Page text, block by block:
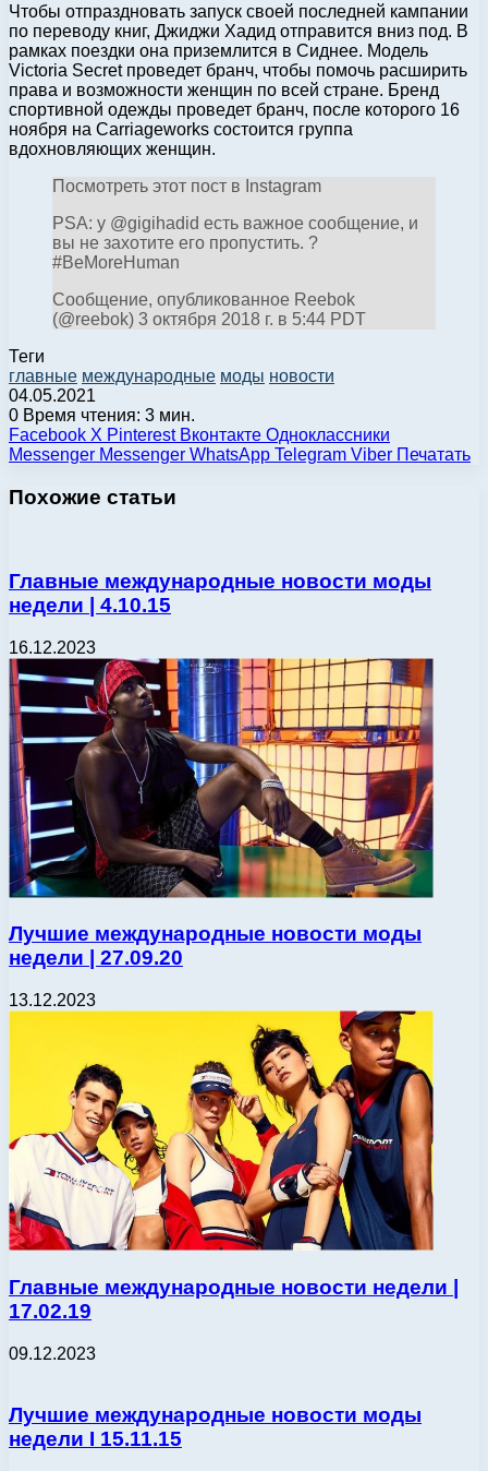
Чтобы отпраздновать запуск своей последней кампании
по переводу книг, Джиджи Хадид отправится вниз под. В
рамках поездки она приземлится в Сиднее. Модель
Victoria Secret проведет бранч, чтобы помочь расширить
права и возможности женщин по всей стране. Бренд
спортивной одежды проведет бранч, после которого 16
ноября на Carriageworks состоится группа
вдохновляющих женщин.
Посмотреть этот пост в Instagram
PSA: у @gigihadid есть важное сообщение, и
вы не захотите его пропустить. ?
#BeMoreHuman
Сообщение, опубликованное Reebok
(@reebok) 3 октября 2018 г. в 5:44 PDT
Теги
главные международные моды новости
04.05.2021
0 Время чтения: 3 мин.
Facebook X Pinterest Вконтакте Одноклассники
Messenger Messenger WhatsApp Telegram Viber Печатать
Похожие статьи
Главные международные новости моды
недели | 4.10.15
16.12.2023
Лучшие международные новости моды
недели | 27.09.20
13.12.2023
Главные международные новости недели |
17.02.19
09.12.2023
Лучшие международные новости моды
недели І 15.11.15